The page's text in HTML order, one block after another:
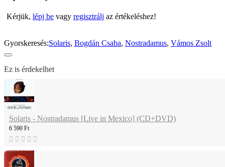
Kérjük, lépj be vagy regisztrálj az értékeléshez!
Gyorskeresés:Solaris, Bogdán Csaba, Nostradamus, Vámos Zsolt
Ez is érdekelhet
Solaris - Nostradamus [Live in Mexico] (CD+DVD)
6 590 Ft